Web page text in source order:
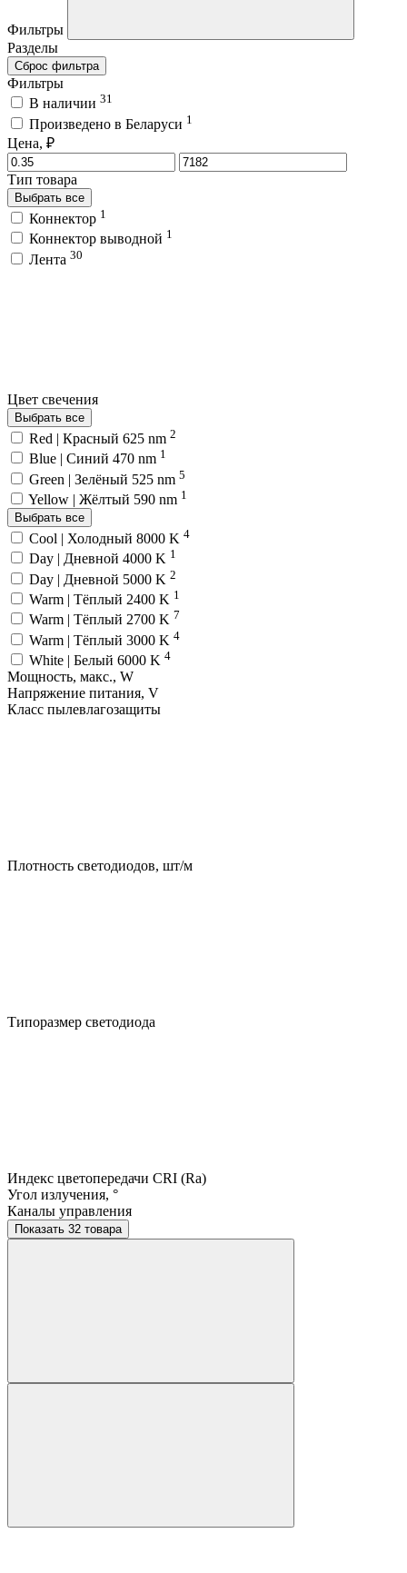
Фильтры
Разделы
Сброс фильтра
Фильтры
В наличии 31
Произведено в Беларуси 1
Цена, ₽
Тип товара
Выбрать все
Коннектор 1
Коннектор выводной 1
Лента 30
Цвет свечения
Выбрать все
Red | Красный 625 nm 2
Blue | Синий 470 nm 1
Green | Зелёный 525 nm 5
Yellow | Жёлтый 590 nm 1
Выбрать все
Cool | Холодный 8000 K 4
Day | Дневной 4000 K 1
Day | Дневной 5000 K 2
Warm | Тёплый 2400 K 1
Warm | Тёплый 2700 K 7
Warm | Тёплый 3000 K 4
White | Белый 6000 K 4
Мощность, макс., W
Напряжение питания, V
Класс пылевлагозащиты
Плотность светодиодов, шт/м
Типоразмер светодиода
Индекс цветопередачи CRI (Ra)
Угол излучения, °
Каналы управления
Показать 32 товара